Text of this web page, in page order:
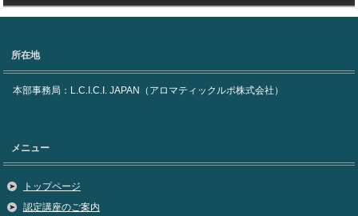
所在地
本部事務局：L.C.I.C.I. JAPAN（アロマティックルポ株式会社）
メニュー
トップページ
認定講座のご案内